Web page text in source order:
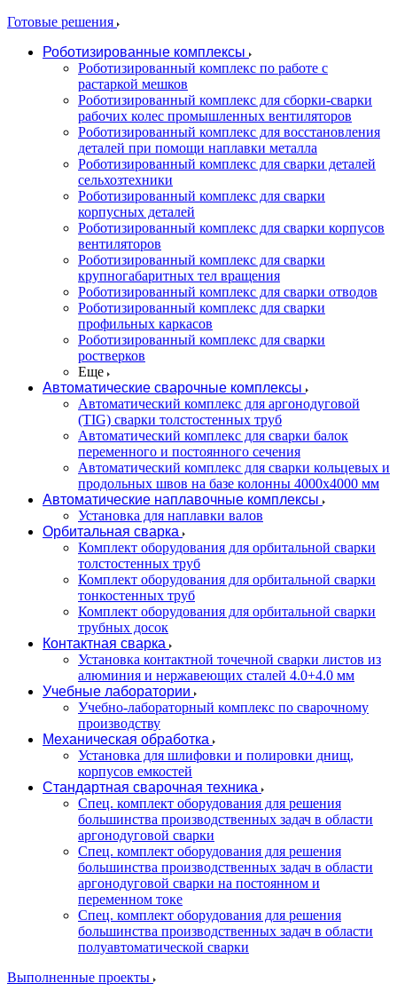
Готовые решения
Роботизированные комплексы
Роботизированный комплекс по работе с
растаркой мешков
Роботизированный комплекс для сборки-сварки
рабочих колес промышленных вентиляторов
Роботизированный комплекс для восстановления
деталей при помощи наплавки металла
Роботизированный комплекс для сварки деталей
сельхозтехники
Роботизированный комплекс для сварки
корпусных деталей
Роботизированный комплекс для сварки корпусов
вентиляторов
Роботизированный комплекс для сварки
крупногабаритных тел вращения
Роботизированный комплекс для сварки отводов
Роботизированный комплекс для сварки
профильных каркасов
Роботизированный комплекс для сварки
ростверков
Еще
Автоматические сварочные комплексы
Автоматический комплекс для аргонодуговой
(TIG) сварки толстостенных труб
Автоматический комплекс для сварки балок
переменного и постоянного сечения
Автоматический комплекс для сварки кольцевых и
продольных швов на базе колонны 4000x4000 мм
Автоматические наплавочные комплексы
Установка для наплавки валов
Орбитальная сварка
Комплект оборудования для орбитальной сварки
толстостенных труб
Комплект оборудования для орбитальной сварки
тонкостенных труб
Комплект оборудования для орбитальной сварки
трубных досок
Контактная сварка
Установка контактной точечной сварки листов из
алюминия и нержавеющих сталей 4.0+4.0 мм
Учебные лаборатории
Учебно-лабораторный комплекс по сварочному
производству
Механическая обработка
Установка для шлифовки и полировки днищ,
корпусов емкостей
Стандартная сварочная техника
Спец. комплект оборудования для решения
большинства производственных задач в области
аргонодуговой сварки
Спец. комплект оборудования для решения
большинства производственных задач в области
аргонодуговой сварки на постоянном и
переменном токе
Спец. комплект оборудования для решения
большинства производственных задач в области
полуавтоматической сварки
Выполненные проекты